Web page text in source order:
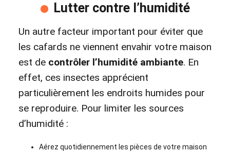
Lutter contre l’humidité
Un autre facteur important pour éviter que
les cafards ne viennent envahir votre maison
est de contrôler l’humidité ambiante. En
effet, ces insectes apprécient
particulièrement les endroits humides pour
se reproduire. Pour limiter les sources
d’humidité :
Aérez quotidiennement les pièces de votre maison